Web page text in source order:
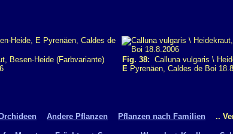
Besen-Heide (Farbvariante)
Fig. 38: Calluna vulgaris \
E Pyrenäen, Caldes de Boi
Andere Pflanzen Pflanzen nach Familien ..